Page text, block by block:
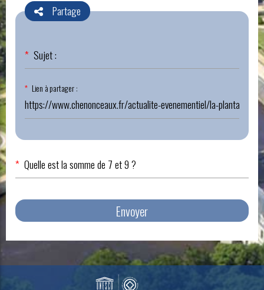
Partage
Champ
obligatoire
Sujet :
*
Champ
obligatoire
Lien à partager :
*
Quelle est la somme de 7 et 9 ?
*